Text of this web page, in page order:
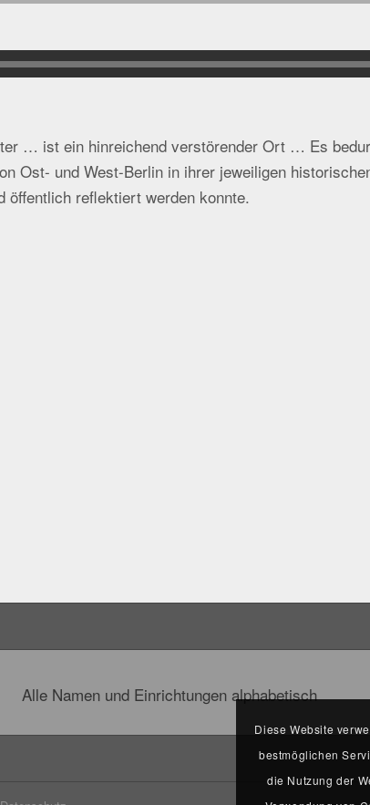
… ist ein hinreichend verstörender Ort … Es
Ost- und West-Berlin in ihrer jeweiligen
öffentlich reflektiert werden konnte.
Alle Namen und Einrichtungen alphabetisch
Diese Website
bestmöglichen
die Nutzung der